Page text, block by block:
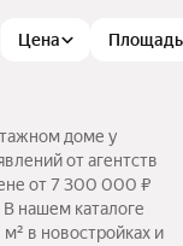
Цена Площадь
доме у
от агентств
от 7 300 000 ₽
нашем каталоге
в новостройках и